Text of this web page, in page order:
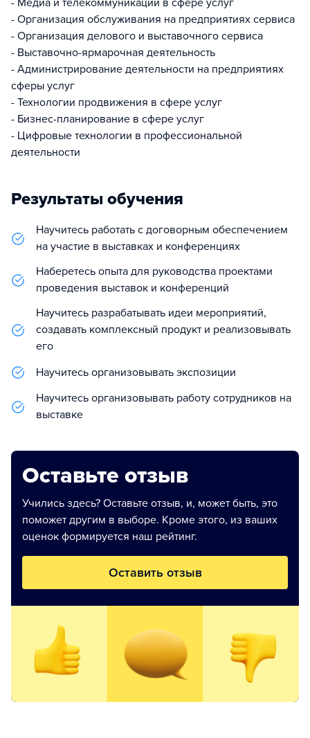
- Медиа и телекоммуникации в сфере услуг
- Организация обслуживания на предприятиях сервиса
- Организация делового и выставочного сервиса
- Выставочно-ярмарочная деятельность
- Администрирование деятельности на предприятиях
сферы услуг
- Технологии продвижения в сфере услуг
- Бизнес-планирование в сфере услуг
- Цифровые технологии в профессиональной
деятельности
Результаты обучения
Научитесь работать с договорным обеспечением
на участие в выставках и конференциях
Наберетесь опыта для руководства проектами
проведения выставок и конференций
Научитесь разрабатывать идеи мероприятий,
создавать комплексный продукт и реализовывать
его
Научитесь организовывать экспозиции
Научитесь организовывать работу сотрудников на
выставке
Оставьте отзыв
Учились здесь? Оставьте отзыв, и, может быть, это
поможет другим в выборе. Кроме этого, из ваших
оценок формируется наш рейтинг.
Оставить отзыв